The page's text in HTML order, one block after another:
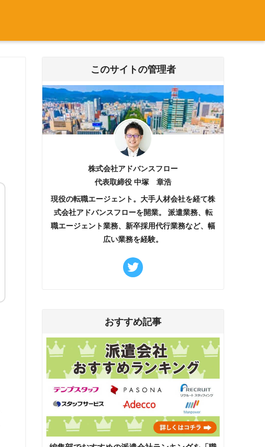
このサイトの管理者
株式会社アドバンスフロー
代表取締役 中塚 章浩
現役の転職エージェント。大手人材会社を経て株
式会社アドバンスフローを開業。 派遣業務、転
職エージェント業務、新卒採用代行業務など、幅
広い業務を経験。
おすすめ記事